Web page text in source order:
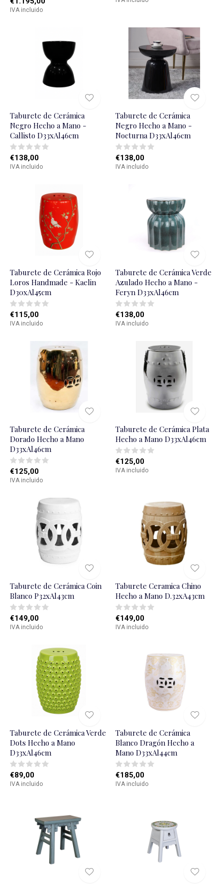
IVA incluido
Taburete de Cerámica
Negro Hecho a Mano -
Callisto D33xAl46cm
€138,00
IVA incluido
Taburete de Cerámica
Negro Hecho a Mano -
Nocturna D33xAl46cm
€138,00
IVA incluido
Taburete de Cerámica Rojo
Loros Handmade - Kaelin
D30xAl45cm
€115,00
IVA incluido
Taburete de Cerámica Verde
Azulado Hecho a Mano -
Feryn D33xAl46cm
€138,00
IVA incluido
Taburete de Cerámica
Dorado Hecho a Mano
D33xAl46cm
€125,00
IVA incluido
Taburete de Cerámica Plata
Hecho a Mano D33xAl46cm
€125,00
IVA incluido
Taburete de Cerámica Coin
Blanco P32xAl43cm
€149,00
IVA incluido
Taburete Ceramica Chino
Hecho a Mano D.32xA43cm
€149,00
IVA incluido
Taburete de Cerámica Verde
Dots Hecho a Mano
D33xAl46cm
€89,00
IVA incluido
Taburete de Cerámica
Blanco Dragón Hecho a
Mano D33xAl44cm
€185,00
IVA incluido